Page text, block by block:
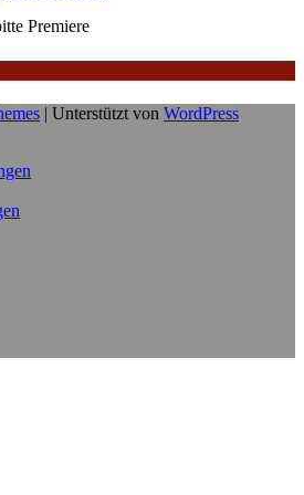
Premiere
| Unterstützt von WordPress